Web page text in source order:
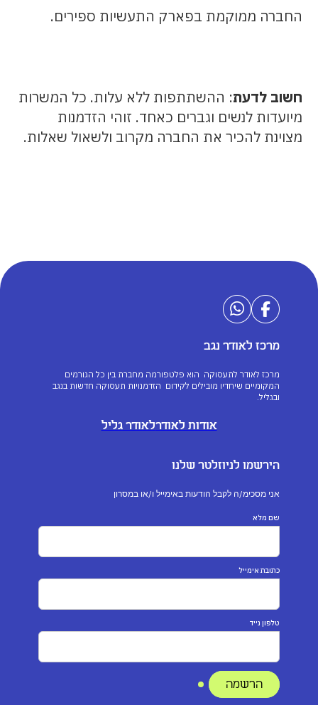
החברה ממוקמת בפארק התעשיות ספירים.
חשוב לדעת: ההשתתפות ללא עלות. כל המשרות
מיועדות לנשים וגברים כאחד. זוהי הזדמנות
מצוינת להכיר את החברה מקרוב ולשאול שאלות.
מרכז לאודר נגב
מרכז לאודר לתעסוקה הוא פלטפורמה מחברת בין כל הגורמים
המקומיים שיחדיו מובילים לקידום הזדמנויות תעסוקה חדשות בנגב
ובגליל.
אודות לאודרלאודר גליל
הירשמו לניוזלטר שלנו
אני מסכימ/ה לקבל הודעות באימייל ו/או במסרון
שם מלא
כתובת אימייל
טלפון נייד